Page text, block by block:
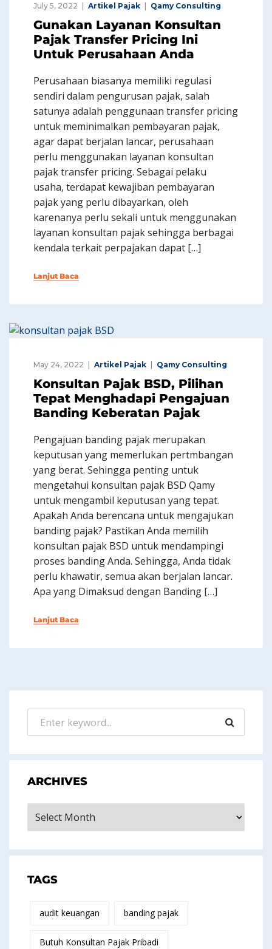
July 5, 2022 Artikel Pajak Qamy Consulting
Gunakan Layanan Konsultan
Pajak Transfer Pricing Ini
Untuk Perusahaan Anda
Perusahaan biasanya memiliki regulasi
sendiri dalam pengurusan pajak, salah
satunya adalah penggunaan transfer pricing
untuk meminimalkan pembayaran pajak,
agar dapat berjalan lancar, perusahaan
perlu menggunakan layanan konsultan
pajak transfer pricing. Sebagai pelaku
usaha, terdapat kewajiban pembayaran
pajak yang perlu dibayarkan, oleh
karenanya perlu sekali untuk menggunakan
layanan konsultan pajak sehingga berbagai
kendala terkait perpajakan dapat […]
Lanjut Baca
May 24, 2022 Artikel Pajak Qamy Consulting
Konsultan Pajak BSD, Pilihan
Tepat Menghadapi Pengajuan
Banding Keberatan Pajak
Pengajuan banding pajak merupakan
keputusan yang memerlukan pertmbangan
yang berat. Sehingga penting untuk
mengetahui konsultan pajak BSD Qamy
untuk mengambil keputusan yang tepat.
Apakah Anda berencana untuk mengajukan
banding pajak? Pastikan Anda memilih
konsultan pajak BSD untuk mendampingi
proses banding Anda. Sehingga, Anda tidak
perlu khawatir, semua akan berjalan lancar.
Apa yang Dimaksud dengan Banding […]
Lanjut Baca
ARCHIVES
TAGS
audit keuangan banding pajak
Butuh Konsultan Pajak Pribadi